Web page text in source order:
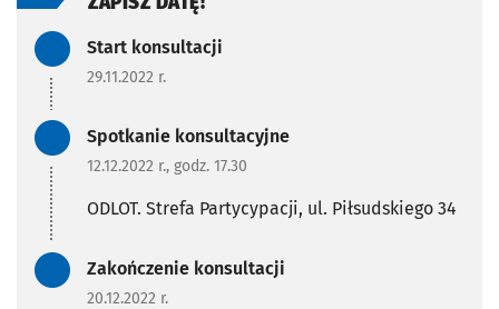
Zadanie zrealizowane/
Start konsultacji
29.11.2022 r.
Zadanie zrealizowane/
Spotkanie konsultacyjne
12.12.2022 r., godz. 17.30
ODLOT. Strefa Partycypacji, ul. Piłsudskiego 34
Zadanie zrealizowane/
Zakończenie konsultacji
20.12.2022 r.